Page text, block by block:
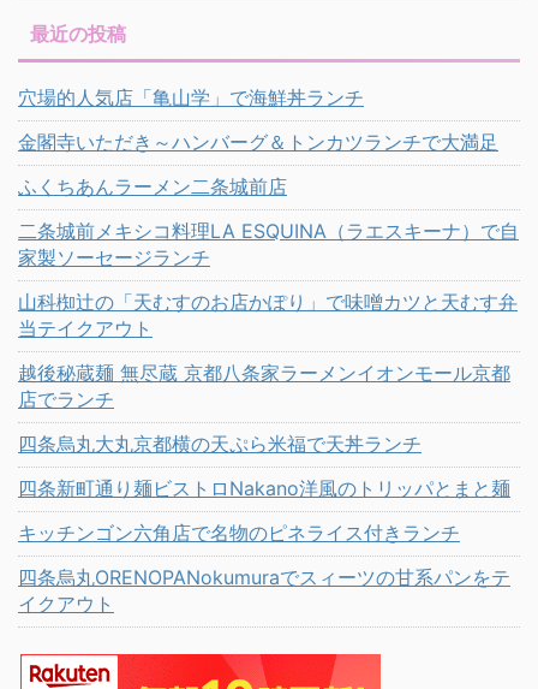
最近の投稿
穴場的人気店「亀山学」で海鮮丼ランチ
金閣寺いただき～ハンバーグ＆トンカツランチで大満足
ふくちあんラーメン二条城前店
二条城前メキシコ料理LA ESQUINA（ラエスキーナ）で自
家製ソーセージランチ
山科椥辻の「天むすのお店かぽり」で味噌カツと天むす弁
当テイクアウト
越後秘蔵麺 無尽蔵 京都八条家ラーメンイオンモール京都
店でランチ
四条烏丸大丸京都横の天ぷら米福で天丼ランチ
四条新町通り麺ビストロNakano洋風のトリッパとまと麺
キッチンゴン六角店で名物のピネライス付きランチ
四条烏丸ORENOPANokumuraでスィーツの甘系パンをテ
イクアウト